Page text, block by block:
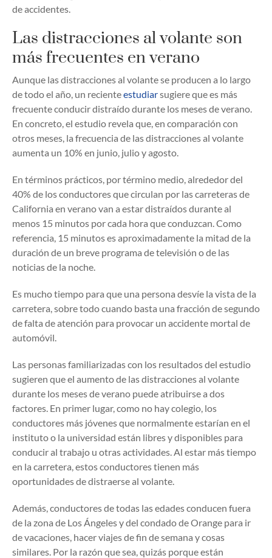
de accidentes.
Las distracciones al volante son
más frecuentes en verano
Aunque las distracciones al volante se producen a lo largo
de todo el año, un recienteestudiarsugiere que es más
frecuente conducir distraído durante los meses de verano.
En concreto, el estudio revela que, en comparación con
otros meses, la frecuencia de las distracciones al volante
aumenta un 10% en junio, julio y agosto.
En términos prácticos, por término medio, alrededor del
40% de los conductores que circulan por las carreteras de
California en verano van a estar distraídos durante al
menos 15 minutos por cada hora que conduzcan. Como
referencia, 15 minutos es aproximadamente la mitad de la
duración de un breve programa de televisión o de las
noticias de la noche.
Es mucho tiempo para que una persona desvíe la vista de la
carretera, sobre todo cuando basta una fracción de segundo
de falta de atención para provocar un accidente mortal de
automóvil.
Las personas familiarizadas con los resultados del estudio
sugieren que el aumento de las distracciones al volante
durante los meses de verano puede atribuirse a dos
factores. En primer lugar, como no hay colegio, los
conductores más jóvenes que normalmente estarían en el
instituto o la universidad están libres y disponibles para
conducir al trabajo u otras actividades. Al estar más tiempo
en la carretera, estos conductores tienen más
oportunidades de distraerse al volante.
Además, conductores de todas las edades conducen fuera
de la zona de Los Ángeles y del condado de Orange para ir
de vacaciones, hacer viajes de fin de semana y cosas
similares. Por la razón que sea, quizás porque están